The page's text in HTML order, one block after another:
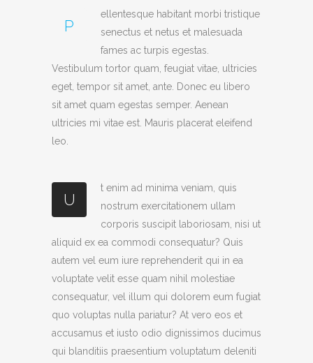
P
ellentesque habitant morbi tristique
senectus et netus et malesuada
fames ac turpis egestas.
Vestibulum tortor quam, feugiat vitae, ultricies
eget, tempor sit amet, ante. Donec eu libero
sit amet quam egestas semper. Aenean
ultricies mi vitae est. Mauris placerat eleifend
leo.
U
t enim ad minima veniam, quis
nostrum exercitationem ullam
corporis suscipit laboriosam, nisi ut
aliquid ex ea commodi consequatur? Quis
autem vel eum iure reprehenderit qui in ea
voluptate velit esse quam nihil molestiae
consequatur, vel illum qui dolorem eum fugiat
quo voluptas nulla pariatur? At vero eos et
accusamus et iusto odio dignissimos ducimus
qui blanditiis praesentium voluptatum deleniti